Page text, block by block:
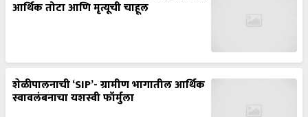
आर्थिक तोटा आणि मृत्यूची चाहूल
शेळीपालनाची ‘SIP’- ग्रामीण भागातील आर्थिक
स्वावलंबनाचा यशस्वी फॉर्मुला